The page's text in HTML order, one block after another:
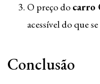
O preço docarro
acessível do que
Conclusão